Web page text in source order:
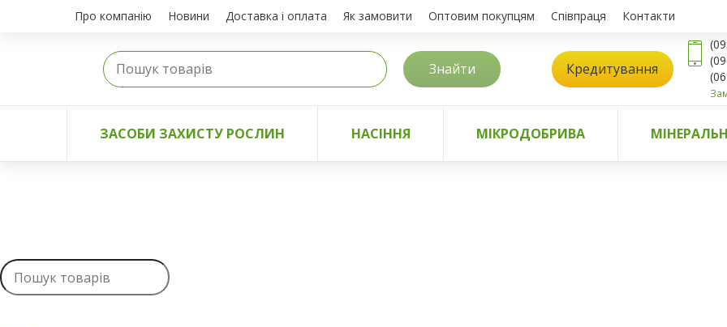
Про компанію Новини Доставка і оплата Як замовити Оптовим покупцям Співпраця Контакти
Знайти Кредитування
ЗАСОБИ ЗАХИСТУ РОСЛИН НАСІННЯ МІКРОДОБРИВА